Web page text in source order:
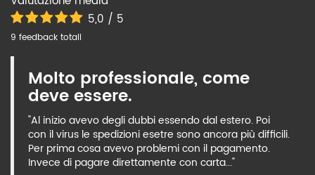
5,0 / 5
9 feedback totali
Molto professionale, come
deve essere.
"Al inizio avevo degli dubbi essendo dal estero. Poi
con il virus le spedizioni esetre sono ancora più difficili.
Per prima cosa avevo problemi con il pagamento.
Invece di pagare direttamente con carta..."